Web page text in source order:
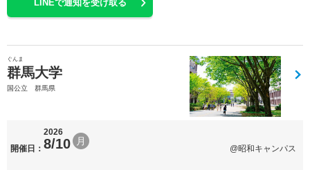
LINEで通知を受け取る
ぐんま
群馬大学
国公立 群馬県
開催日：
2026
8/10 月
@昭和キャンパス